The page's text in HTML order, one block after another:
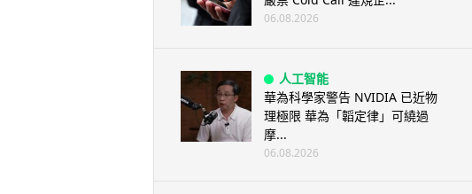
06.08.2026
人工智能
華為科學家警告 NVIDIA 已近物
理極限 華為「韜定律」可繞過
摩...
06.08.2026